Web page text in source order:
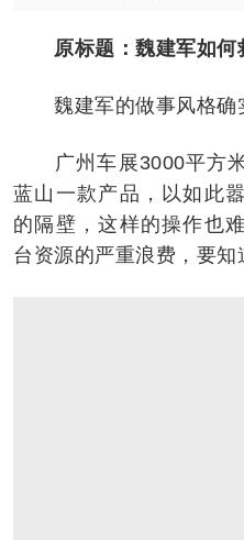
原标题：魏建军如何
魏建军的做事风格确
广州车展3000平方米
蓝山一款产品，以如此
的隔壁，这样的操作也
台资源的严重浪费，要知